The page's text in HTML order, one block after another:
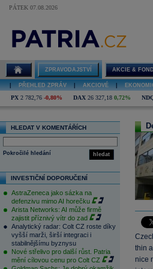
PÁTEK 07.08.2026
ZPRAVODAJSTVÍ AKCIE &
PŘEHLED ZPRÁV AKCIOVÉ
PX 2 782,76 -0,80% DAX 26 327,18 0,72%
HLEDAT V KOMENTÁŘÍCH
hledat
Pokročilé hledání
INVESTIČNÍ DOPORUČENÍ
AstraZeneca jako sázka na
defenzivu mimo AI horečku
Arista Networks: AI může firmě
zajistit příznivý vítr do zad
Analytický radar: Colt CZ roste díky
vyšší marži, širší integraci i
stabilnějšímu byznysu
Nové střelivo pro další růst. Patria
mění cílovou cenu pro Colt CZ
thin
nice